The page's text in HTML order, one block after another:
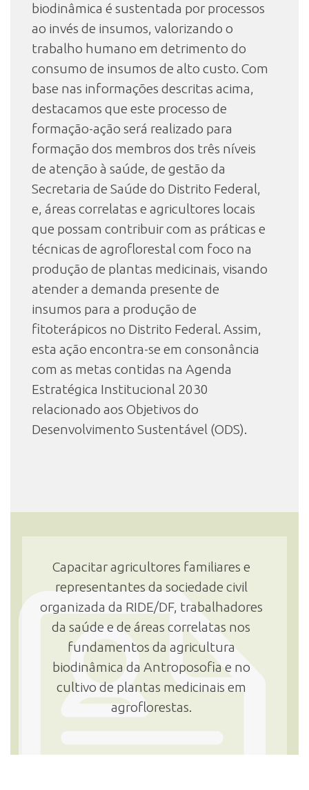
biodinâmica é sustentada por processos
ao invés de insumos, valorizando o
trabalho humano em detrimento do
consumo de insumos de alto custo. Com
base nas informações descritas acima,
destacamos que este processo de
formação-ação será realizado para
formação dos membros dos três níveis
de atenção à saúde, de gestão da
Secretaria de Saúde do Distrito Federal,
e, áreas correlatas e agricultores locais
que possam contribuir com as práticas e
técnicas de agroflorestal com foco na
produção de plantas medicinais, visando
atender a demanda presente de
insumos para a produção de
fitoterápicos no Distrito Federal. Assim,
esta ação encontra-se em consonância
com as metas contidas na Agenda
Estratégica Institucional 2030
relacionado aos Objetivos do
Desenvolvimento Sustentável (ODS).
Capacitar agricultores familiares e
representantes da sociedade civil
organizada da RIDE/DF, trabalhadores
da saúde e de áreas correlatas nos
fundamentos da agricultura
biodinâmica da Antroposofia e no
cultivo de plantas medicinais em
agroflorestas.